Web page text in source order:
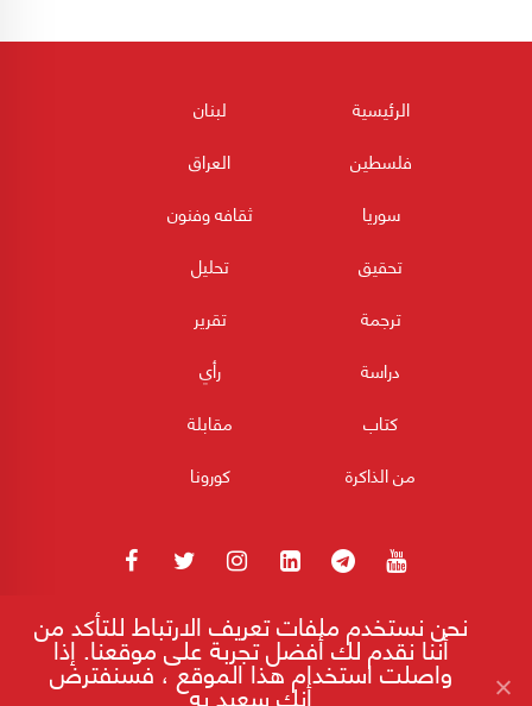
الرئيسية
لبنان
فلسطين
العراق
سوريا
ثقافه وفنون
تحقيق
تحليل
ترجمة
تقرير
دراسة
رأي
كتاب
مقابلة
من الذاكرة
كورونا
180POST جميع الحقوق محفوظة 2026
نحن نستخدم ملفات تعريف الارتباط للتأكد من
أننا نقدم لك أفضل تجربة على موقعنا. إذا
واصلت استخدام هذا الموقع ، فسنفترض
أنك سعيد به